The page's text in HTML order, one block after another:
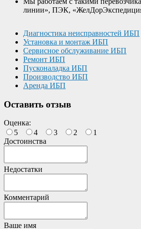
линии», ПЭК,
Диагностика неисправностей ИБП
Установка и монтаж ИБП
Сервисное обслуживание ИБП
Ремонт ИБП
Пусконаладка ИБП
Производство ИБП
Аренда ИБП
Оставить отзыв
Оценка:
5
4 3 2
1
Достоинства
Недостатки
Комментарий
Ваше имя